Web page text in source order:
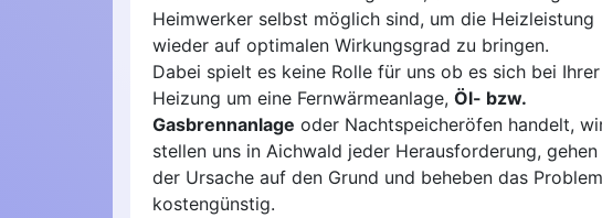
Heimwerker selbst möglich sind, um die Heizleistung
wieder auf optimalen Wirkungsgrad zu bringen.
Dabei spielt es keine Rolle für uns ob es sich bei Ihrer
Heizung um eine Fernwärmeanlage, Öl- bzw.
Gasbrennanlage oder Nachtspeicheröfen handelt,
stellen uns in Aichwald jeder Herausforderung, gehen
der Ursache auf den Grund und beheben das
kostengünstig.